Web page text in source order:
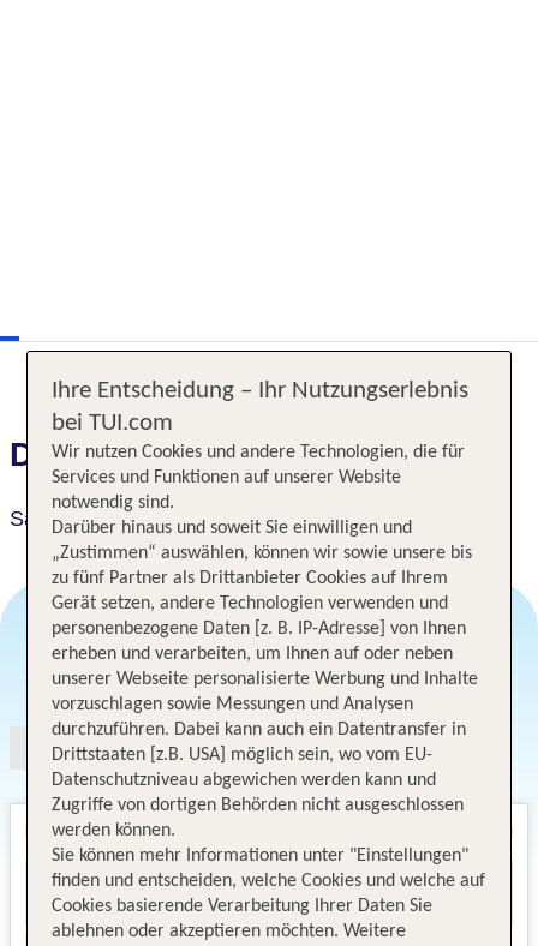
Das erwartet Sie
Santamarta
Angebotsauswahl
Ihre Entscheidung – Ihr Nutzungserlebnis
bei TUI.com
Wir nutzen Cookies und andere Technologien, die für
Services und Funktionen auf unserer Website
notwendig sind.
Darüber hinaus und soweit Sie einwilligen und
„Zustimmen“ auswählen, können wir sowie unsere bis
zu fünf Partner als Drittanbieter Cookies auf Ihrem
Gerät setzen, andere Technologien verwenden und
personenbezogene Daten [z. B. IP-Adresse] von Ihnen
erheben und verarbeiten, um Ihnen auf oder neben
unserer Webseite personalisierte Werbung und Inhalte
vorzuschlagen sowie Messungen und Analysen
durchzuführen. Dabei kann auch ein Datentransfer in
Drittstaaten [z.B. USA] möglich sein, wo vom EU-
Datenschutzniveau abgewichen werden kann und
Zugriffe von dortigen Behörden nicht ausgeschlossen
werden können.
Sie können mehr Informationen unter "Einstellungen"
finden und entscheiden, welche Cookies und welche auf
Cookies basierende Verarbeitung Ihrer Daten Sie
ablehnen oder akzeptieren möchten. Weitere